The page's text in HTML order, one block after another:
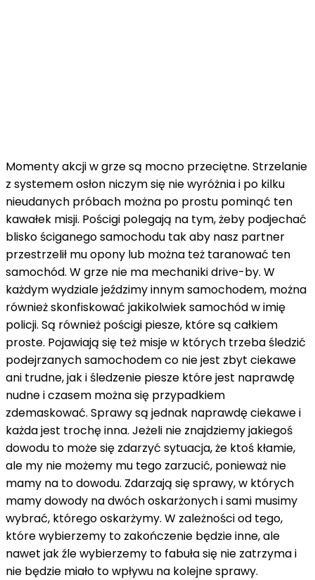
Momenty akcji w grze są mocno przeciętne. Strzelanie
z systemem osłon niczym się nie wyróżnia i po kilku
nieudanych próbach można po prostu pominąć ten
kawałek misji. Pościgi polegają na tym, żeby podjechać
blisko ściganego samochodu tak aby nasz partner
przestrzelił mu opony lub można też taranować ten
samochód. W grze nie ma mechaniki drive-by. W
każdym wydziale jeździmy innym samochodem, można
również skonfiskować jakikolwiek samochód w imię
policji. Są również pościgi piesze, które są całkiem
proste. Pojawiają się też misje w których trzeba śledzić
podejrzanych samochodem co nie jest zbyt ciekawe
ani trudne, jak i śledzenie piesze które jest naprawdę
nudne i czasem można się przypadkiem
zdemaskować. Sprawy są jednak naprawdę ciekawe i
każda jest trochę inna. Jeżeli nie znajdziemy jakiegoś
dowodu to może się zdarzyć sytuacja, że ktoś kłamie,
ale my nie możemy mu tego zarzucić, ponieważ nie
mamy na to dowodu. Zdarzają się sprawy, w których
mamy dowody na dwóch oskarżonych i sami musimy
wybrać, którego oskarżymy. W zależności od tego,
które wybierzemy to zakończenie będzie inne, ale
nawet jak źle wybierzemy to fabuła się nie zatrzyma i
nie będzie miało to wpływu na kolejne sprawy.